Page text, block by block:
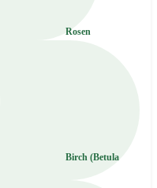
Rosen
Birch (Betula